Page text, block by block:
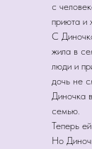
с
приюта и
С
жила в
люди и
дочь не
Диночка
семью.
Теперь
Но